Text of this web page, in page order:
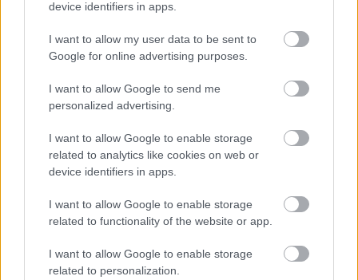
device identifiers in apps.
I want to allow my user data to be sent to
Google for online advertising purposes.
I want to allow Google to send me
personalized advertising.
I want to allow Google to enable storage
related to analytics like cookies on web or
device identifiers in apps.
I want to allow Google to enable storage
related to functionality of the website or app.
I want to allow Google to enable storage
related to personalization.
A RÓMAIAKTÓL AZ AGYAGKATONÁKIG –
KÖZÖNSÉGTALÁLKOZÓ VÁRJA A LÁTOGATÓKAT A
GYŐRI RÓMER MÚZEUMBAN
Ingyenes programokkal és különleges kiállításokkal készülnek a
hét második felére, a hőségriadó idején ráadásul a Várkazamata
– Kőtár is díjmentesen látogatható.
Szólj hozzá!